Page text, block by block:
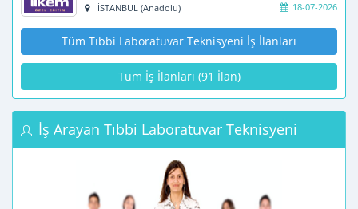
18-07-2026
İSTANBUL (Anadolu)
Tüm Tıbbi Laboratuvar Teknisyeni İş İlanları
Tüm İş İlanları (91 İlan)
İş Arayan Tıbbi Laboratuvar Teknisyeni